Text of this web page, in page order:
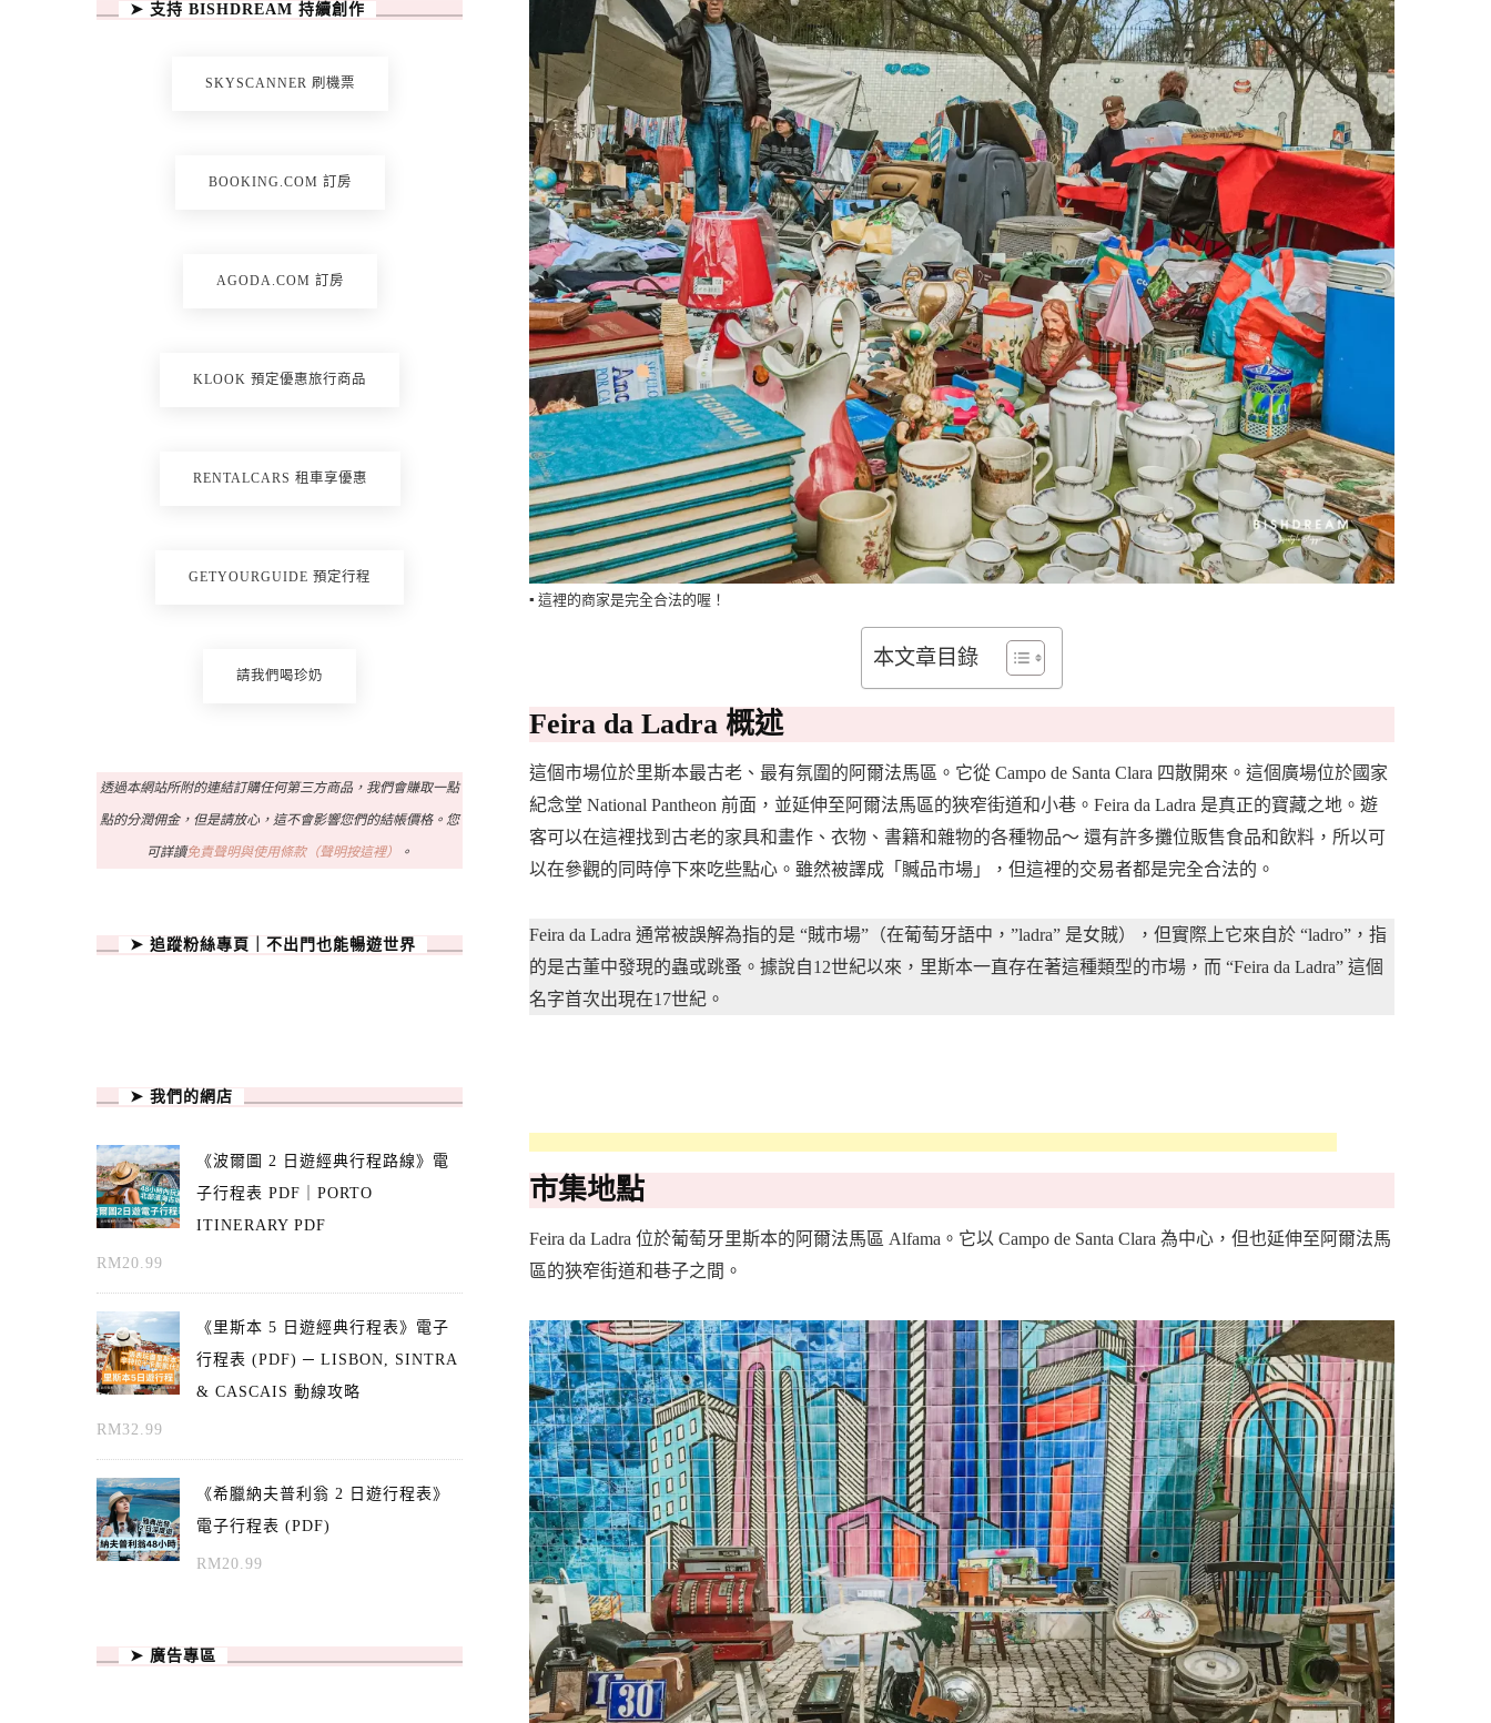
▪️ 這裡的商家是完全合法的喔！
本文章目錄
Feira da Ladra 概述
這個市場位於里斯本最古老、最有氛圍的阿爾法馬區。它從 Campo de Santa Clara 四散開來。這個廣場位於國家
紀念堂 National Pantheon 前面，並延伸至阿爾法馬區的狹窄街道和小巷。Feira da Ladra 是真正的寶藏之地。遊
客可以在這裡找到古老的家具和畫作、衣物、書籍和雜物的各種物品～ 還有許多攤位販售食品和飲料，所以可
以在參觀的同時停下來吃些點心。雖然被譯成「贓品市場」，但這裡的交易者都是完全合法的。
Feira da Ladra 通常被誤解為指的是 “賊市場”（在葡萄牙語中，”ladra” 是女賊），但實際上它來自於 “ladro”，指
的是古董中發現的蟲或跳蚤。據說自12世紀以來，里斯本一直存在著這種類型的市場，而 “Feira da Ladra” 這個
名字首次出現在17世紀。
市集地點
Feira da Ladra 位於葡萄牙里斯本的阿爾法馬區 Alfama。它以 Campo de Santa Clara 為中心，但也延伸至阿爾法馬
區的狹窄街道和巷子之間。
➤ 支持 BISHDREAM 持續創作
SKYSCANNER 刷機票
BOOKING.COM 訂房
AGODA.COM 訂房
KLOOK 預定優惠旅行商品
RENTALCARS 租車享優惠
GETYOURGUIDE 預定行程
請我們喝珍奶
透過本網站所附的連結訂購任何第三方商品，我們會賺取一點
點的分潤佣金，但是請放心，這不會影響您們的結帳價格。您
可詳讀免責聲明與使用條款（聲明按這裡） 。
➤ 追蹤粉絲專頁｜不出門也能暢遊世界
➤ 我們的網店
《波爾圖 2 日遊經典行程路線》電
子行程表 PDF｜PORTO
ITINERARY PDF
RM20.99
《里斯本 5 日遊經典行程表》電子
行程表 (PDF) ─ LISBON, SINTRA
& CASCAIS 動線攻略
RM32.99
《希臘納夫普利翁 2 日遊行程表》
電子行程表 (PDF)
RM20.99
➤ 廣告專區